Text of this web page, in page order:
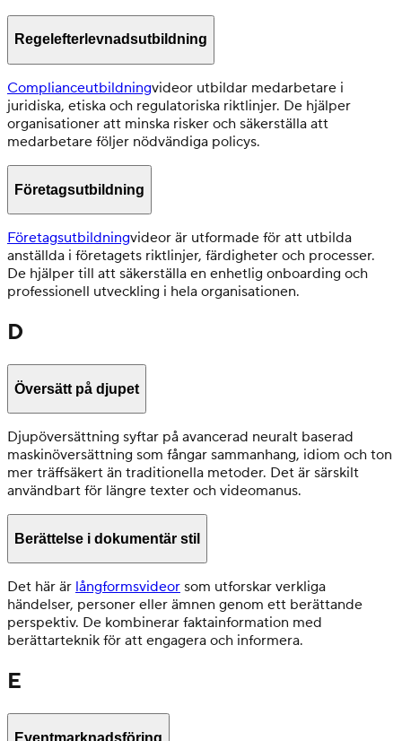
Regelefterlevnadsutbildning
Complianceutbildningvideor utbildar medarbetare i
juridiska, etiska och regulatoriska riktlinjer. De hjälper
organisationer att minska risker och säkerställa att
medarbetare följer nödvändiga policys.
Företagsutbildning
Företagsutbildningvideor är utformade för att utbilda
anställda i företagets riktlinjer, färdigheter och processer.
De hjälper till att säkerställa en enhetlig onboarding och
professionell utveckling i hela organisationen.
D
Översätt på djupet
Djupöversättning syftar på avancerad neuralt baserad
maskinöversättning som fångar sammanhang, idiom och ton
mer träffsäkert än traditionella metoder. Det är särskilt
användbart för längre texter och videomanus.
Berättelse i dokumentär stil
Det här är långformsvideor som utforskar verkliga
händelser, personer eller ämnen genom ett berättande
perspektiv. De kombinerar faktainformation med
berättarteknik för att engagera och informera.
E
Eventmarknadsföring